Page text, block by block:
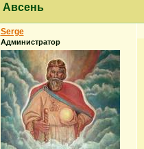
Авсень
Serge
Администратор